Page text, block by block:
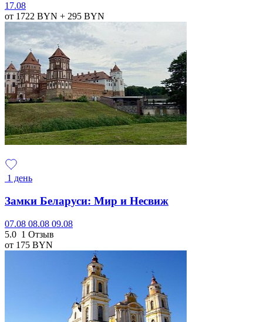
17.08
от 1722 BYN + 295 BYN
1 день
Замки Беларуси: Мир и Несвиж
07.08 08.08 09.08
5.0 1 Отзыв
от 175 BYN